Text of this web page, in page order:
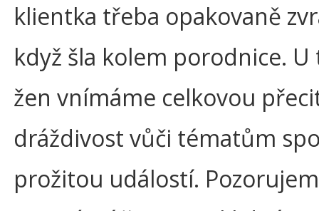
klientka třeba opakovaně
když šla kolem porodnice.
žen vnímáme celkovou
dráždivost vůči tématům
prožitou událostí.